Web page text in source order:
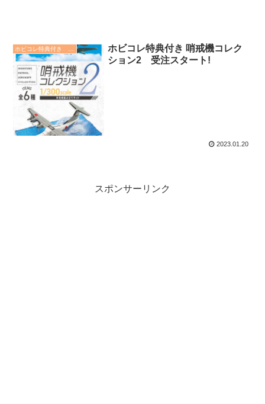
ホビコレ特典付き エフトイズ商品情報
ホビコレ特典付き 哨戒機コレク
ション2 受注スタート!
2023.01.20
スポンサーリンク